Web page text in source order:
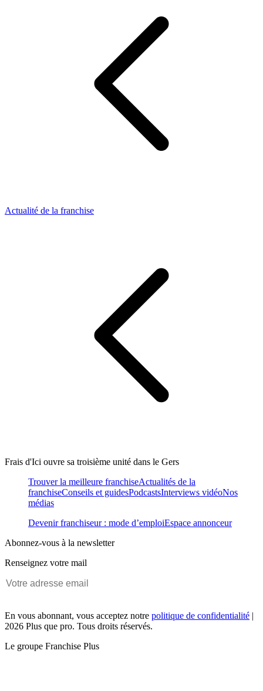
Actualité de la franchise
Frais d'Ici ouvre sa troisième unité dans le Gers
Trouver la meilleure franchiseActualités de la
franchiseConseils et guidesPodcastsInterviews vidéoNos
médias
Devenir franchiseur : mode d’emploiEspace annonceur
Abonnez-vous à la newsletter
Renseignez votre mail
En vous abonnant, vous acceptez notre politique de confidentialité |
2026 Plus que pro. Tous droits réservés.
Le groupe Franchise Plus